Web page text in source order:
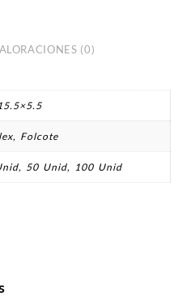
(0)
Folcote
50 Unid, 100 Unid